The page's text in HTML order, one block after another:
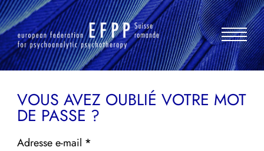
Aller
au
contenu
VOUS AVEZ OUBLIÉ VOTRE MOT
DE PASSE ?
Section
Adresse e-mail *